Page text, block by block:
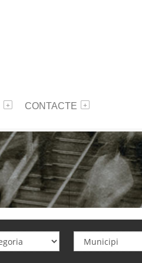
CONTACTE